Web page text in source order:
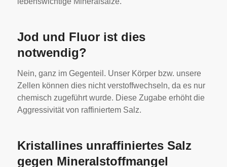
Jod und Fluor ist dies
notwendig?
Nein, ganz im Gegenteil. Unser Körper bzw. unsere
Zellen können dies nicht verstoffwechseln, da es nur
chemisch zugeführt wurde. Diese Zugabe erhöht die
Aggressivität von raffiniertem Salz.
Kristallines unraffiniertes Salz
gegen Mineralstoffmangel